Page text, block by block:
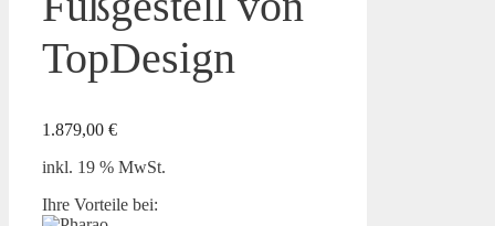
TopDesign
1.879,00 €
inkl. 19 % MwSt.
Ihre Vorteile bei: